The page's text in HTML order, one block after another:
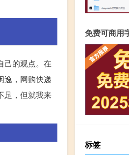
己的观点。在
逸，网购快递
足，但就我来
免费可商用
标签